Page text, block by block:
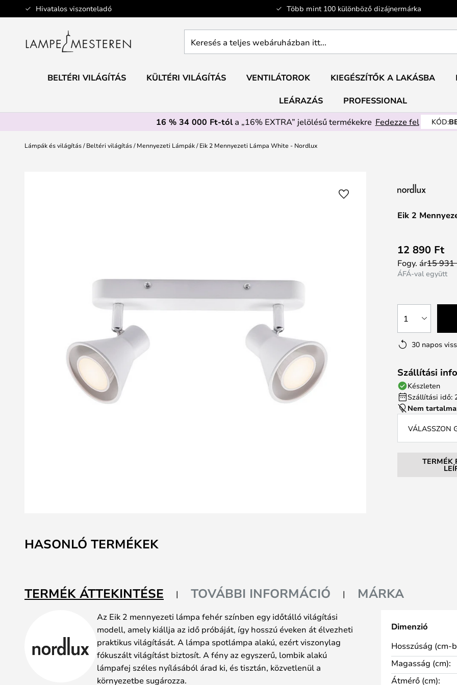
Hivatalos viszonteladó Több mint 100 különböző dizájnermárka
Ugrás
a
tartalomhoz
webáruházban
BELTÉRI VILÁGÍTÁS KÜLTÉRI VILÁGÍTÁS VENTILÁTOROK KIEGÉSZÍTŐK A LAKÁSBA
LEÁRAZÁS
PROFESSIONAL
16 % 34 000 Ft-tóla „16% EXTRA” jelölésű termékekre Fedezze fel KÓD:
Lámpák és világítás Beltéri világítás Mennyezeti Lámpák Eik 2 Mennyezeti Lámpa White - Nordlux
képgaléria
Eik 2
12 890 Ft
Fogy. ár15 931
ÁFÁ-val együtt
1
30 napos
Szállítási
Készleten
Szállítási idő:
Nem
VÁLASSZON
TERMÉK
HASONLÓ TERMÉKEK
TERMÉK ÁTTEKINTÉSE TOVÁBBI INFORMÁCIÓ MÁRKA
Az Eik 2 mennyezeti lámpa fehér színben egy időtálló világítási
modell, amely kiállja az idő próbáját, így hosszú éveken át élvezheti
praktikus világítását. A lámpa spotlámpa alakú, ezért viszonylag
fókuszált világítást biztosít. A fény az egyszerű, lombik alakú
lámpafej széles nyílásából árad ki, és tisztán, közvetlenül a
környezetbe sugározza.
Dimenzió
Hosszúság (cm-
Magasság (cm):
Átmérő (cm):